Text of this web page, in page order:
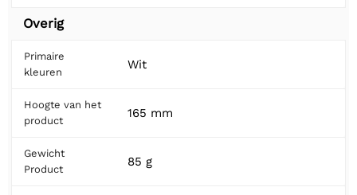
Overig
Primaire
kleuren
Wit
Hoogte van het
product
165 mm
Gewicht
Product
85 g